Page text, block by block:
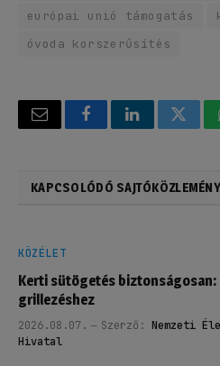
európai unió támogatás
óvoda korszerűsítés
Email FacebookLinkedIn
KAPCSOLÓDÓ
KÖZÉLET
Kerti sütögetés biztonságosan:
grillezéshez
2026.08.07. Szerző: Nemzeti
Hivatal